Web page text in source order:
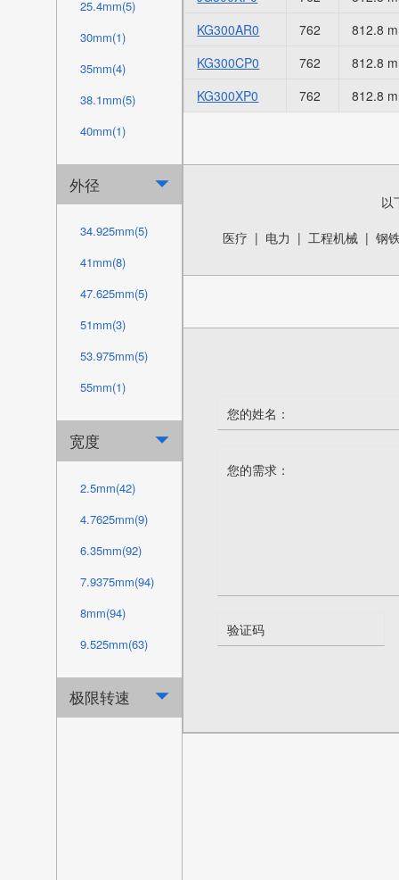
25.4mm(5)
30mm(1)
35mm(4)
38.1mm(5)
40mm(1)
44.45mm(5)
45mm(1)
50mm(12)
50.8mm(10)
60mm(15)
63.5mm(10)
69.85mm(1)
70mm(15)
76.2mm(10)
114.3mm(24)
外径 
34.925mm(5)
41mm(8)
47.625mm(5)
51mm(3)
53.975mm(5)
55mm(1)
60mm(1)
63.5mm(5)
65mm(4)
66mm(8)
66.675mm(5)
70mm(1)
76mm(11)
76.2mm(5)
80mm(4)
宽度 
2.5mm(42)
4.7625mm(9)
6.35mm(92)
7.9375mm(94)
8mm(94)
9.525mm(63)
10mm(4)
12.7mm(98)
极限转速 
KG300AR0
762
812.8
KG300CP0
762
812.8
KG300XP0
762 812.8
以
医疗 | 电力 |工程机械 |钢